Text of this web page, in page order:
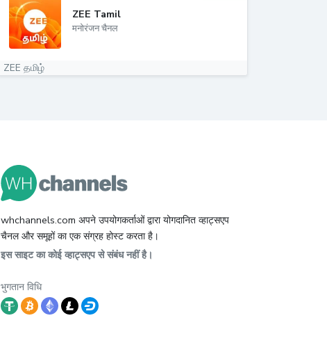
ZEE Tamil
मनोरंजन चैनल
ZEE தமிழ்
whchannels.com अपने उपयोगकर्ताओं द्वारा योगदानित व्हाट्सएप
चैनल और समूहों का एक संग्रह होस्ट करता है।
इस साइट का कोई व्हाट्सएप से संबंध नहीं है।
भुगतान विधि